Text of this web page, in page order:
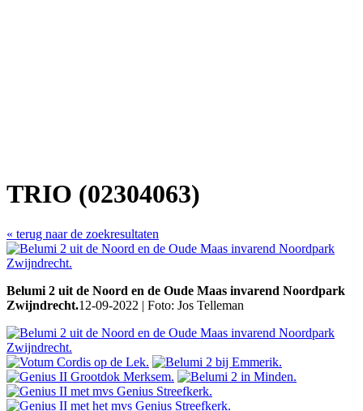
TRIO (02304063)
« terug naar de zoekresultaten
Belumi 2 uit de Noord en de Oude Maas invarend Noordpark
Zwijndrecht.12-09-2022 | Foto: Jos Telleman